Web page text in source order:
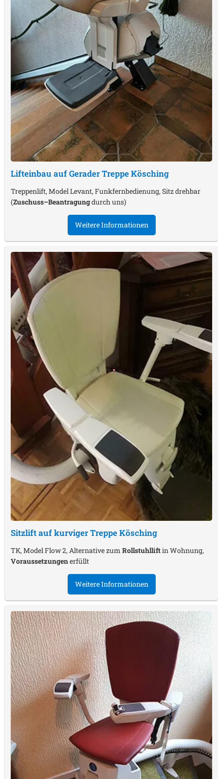
Lifteinbau auf Gerader TreppeKösching
Treppenlift, Model Levant, Funkfernbedienung, Sitz drehbar
(Zuschuss–Beantragungdurch uns)
Weitere Informationen
Sitzlift auf kurviger TreppeKösching
TK, Model Flow 2, Alternative zum Rollstuhlliftin Wohnung,
Voraussetzungenerfüllt
Weitere Informationen